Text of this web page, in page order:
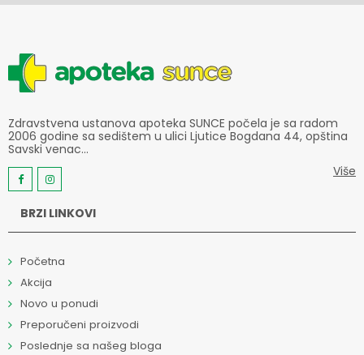
Zdravstvena ustanova apoteka SUNCE počela je sa radom
2006 godine sa sedištem u ulici Ljutice Bogdana 44, opština
Savski venac...
Više
BRZI LINKOVI
Početna
Akcija
Novo u ponudi
Preporučeni proizvodi
Poslednje sa našeg bloga